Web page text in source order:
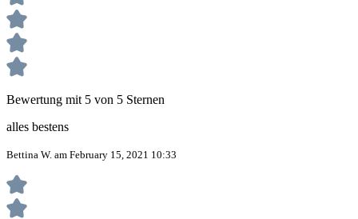
Bewertung mit 5 von 5 Sternen
alles bestens
Bettina W. am February 15, 2021 10:33